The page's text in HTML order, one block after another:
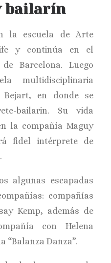
bailarín
la escuela de Arte
y continúa en el
Barcelona. Luego
multidisciplinaria
Bejart, en donde se
bailarin. Su vida
la compañía Maguy
fidel intérprete de
algunas escapadas
compañías
Kemp, además de
con Helena
“Balanza Danza”.